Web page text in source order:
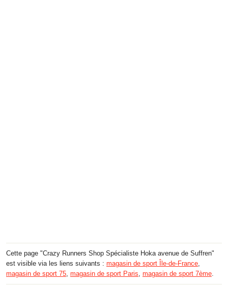
Cette page "Crazy Runners Shop Spécialiste Hoka avenue de Suffren"
est visible via les liens suivants : magasin de sport Île-de-France
magasin de sport 75 magasin de sport Paris magasin de sport 7ème